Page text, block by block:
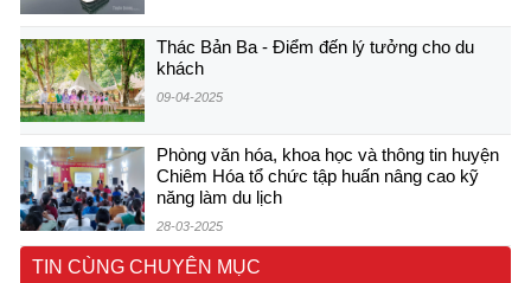
Thác Bản Ba - Điểm đến lý tưởng cho du
khách
09-04-2025
Phòng văn hóa, khoa học và thông tin huyện
Chiêm Hóa tổ chức tập huấn nâng cao kỹ
năng làm du lịch
28-03-2025
TIN CÙNG CHUYÊN MỤC